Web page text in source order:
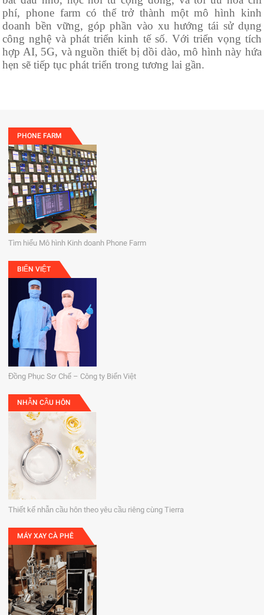
phí, phone farm có thể trở thành một mô hình kinh
doanh bền vững, góp phần vào xu hướng tái sử dụng
công nghệ và phát triển kinh tế số. Với triển vọng tích
hợp AI, 5G, và nguồn thiết bị dồi dào, mô hình này hứa
hẹn sẽ tiếp tục phát triển trong tương lai gần.
PHONE FARM
Tìm hiểu Mô hình Kinh doanh Phone Farm
BIỂN VIỆT
Đồng Phục Sơ Chế – Công ty Biển Việt
NHẪN CẦU HÔN
Thiết kế nhẫn cầu hôn theo yêu cầu riêng cùng Tierra
MÁY XAY CÀ PHÊ